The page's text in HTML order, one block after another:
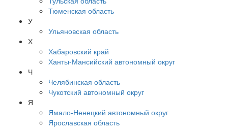
Тюменская область
У
Ульяновская область
Х
Хабаровский край
Ханты-Мансийский автономный округ
Ч
Челябинская область
Чукотский автономный округ
Я
Ямало-Ненецкий автономный округ
Ярославская область